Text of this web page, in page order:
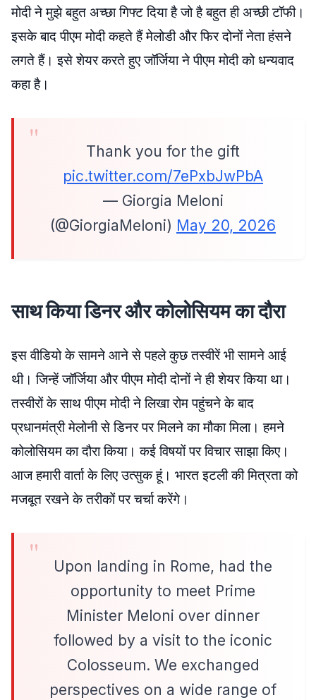
मोदी ने मुझे बहुत अच्छा गिफ्ट दिया है जो है बहुत ही अच्छी टॉफी।
इसके बाद पीएम मोदी कहते हैं मेलोडी और फिर दोनों नेता हंसने
लगते हैं। इसे शेयर करते हुए जॉर्जिया ने पीएम मोदी को धन्यवाद
कहा है।
Thank you for the gift
pic.twitter.com/7ePxbJwPbA
— Giorgia Meloni
(@GiorgiaMeloni) May 20, 2026
साथ किया डिनर और कोलोसियम का दौरा
इस वीडियो के सामने आने से पहले कुछ तस्वीरें भी सामने आई
थी। जिन्हें जॉर्जिया और पीएम मोदी दोनों ने ही शेयर किया था।
तस्वीरों के साथ पीएम मोदी ने लिखा रोम पहुंचने के बाद
प्रधानमंत्री मेलोनी से डिनर पर मिलने का मौका मिला। हमने
कोलोसियम का दौरा किया। कई विषयों पर विचार साझा किए।
आज हमारी वार्ता के लिए उत्सुक हूं। भारत इटली की मित्रता को
मजबूत रखने के तरीकों पर चर्चा करेंगे।
Upon landing in Rome, had the
opportunity to meet Prime
Minister Meloni over dinner
followed by a visit to the iconic
Colosseum. We exchanged
perspectives on a wide range of